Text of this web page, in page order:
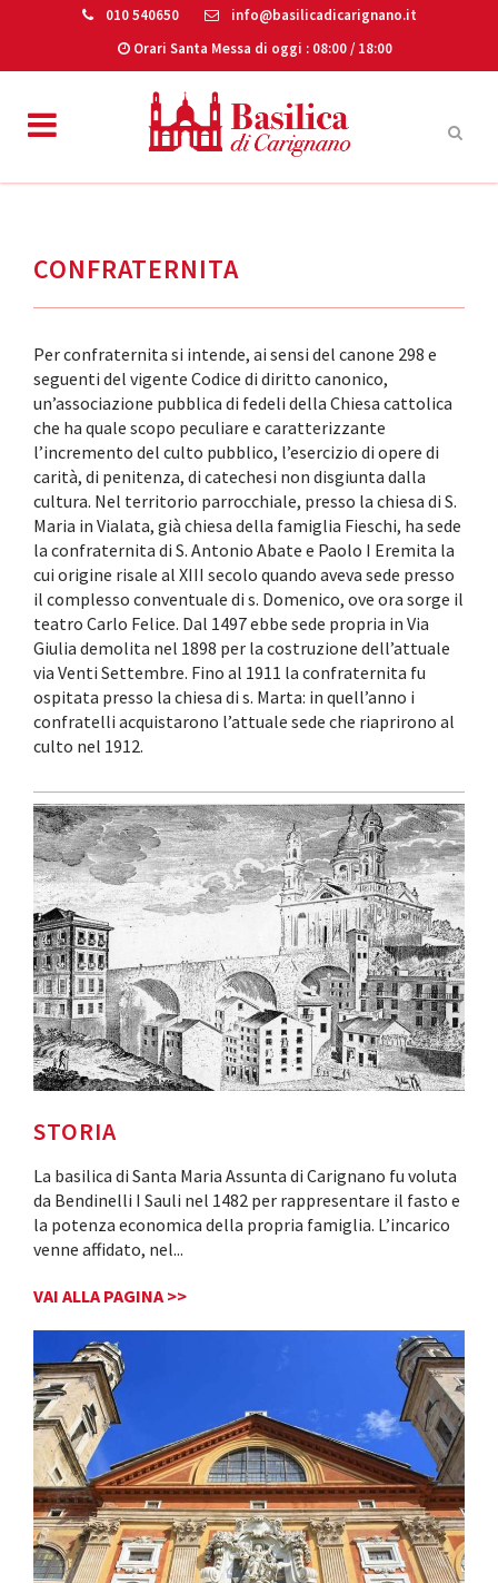
010 540650
info@basilicadicarignano.it
Orari Santa Messa di oggi : 08:00 / 18:00
CONFRATERNITA
Per confraternita si intende, ai sensi del canone 298 e
seguenti del vigente Codice di diritto canonico,
un’associazione pubblica di fedeli della Chiesa cattolica
che ha quale scopo peculiare e caratterizzante
l’incremento del culto pubblico, l’esercizio di opere di
carità, di penitenza, di catechesi non disgiunta dalla
cultura. Nel territorio parrocchiale, presso la chiesa di S.
Maria in Vialata, già chiesa della famiglia Fieschi, ha sede
la confraternita di S. Antonio Abate e Paolo I Eremita la
cui origine risale al XIII secolo quando aveva sede presso
il complesso conventuale di s. Domenico, ove ora sorge il
teatro Carlo Felice. Dal 1497 ebbe sede propria in Via
Giulia demolita nel 1898 per la costruzione dell’attuale
via Venti Settembre. Fino al 1911 la confraternita fu
ospitata presso la chiesa di s. Marta: in quell’anno i
confratelli acquistarono l’attuale sede che riaprirono al
culto nel 1912.
STORIA
La basilica di Santa Maria Assunta di Carignano fu voluta
da Bendinelli I Sauli nel 1482 per rappresentare il fasto e
la potenza economica della propria famiglia. L’incarico
venne affidato, nel...
VAI ALLA PAGINA >>